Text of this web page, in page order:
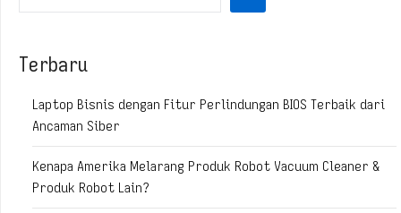
Terbaru
Laptop Bisnis dengan Fitur Perlindungan BIOS Terbaik dari
Ancaman Siber
Kenapa Amerika Melarang Produk Robot Vacuum Cleaner &
Produk Robot Lain?